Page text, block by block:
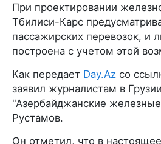
При проектировании
Тбилиси-Карс
пассажирских перевозок, и
построена с учетом этой
Как передает Day.Az со
заявил журналистам в
"Азербайджанские
Рустамов.
Он отметил, что в